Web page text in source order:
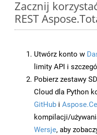
Zacznij
REST
Utwórz konto w
limity API i
Pobierz zestawy
Cloud dla Python
GitHub i
kompilacji/
Wersje, aby